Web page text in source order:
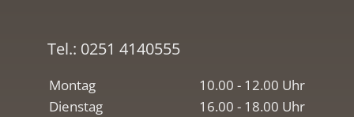
Tel.: 0251 4140555
Montag
10.00 - 12.00 Uhr
Dienstag
16.00 - 18.00 Uhr